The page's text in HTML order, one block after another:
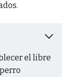
el libre